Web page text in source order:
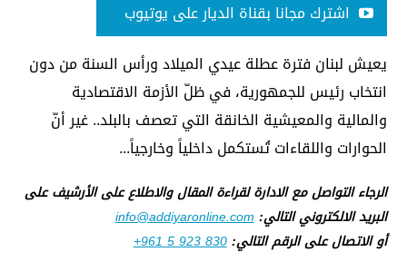
اشترك مجانا بقناة الديار على يوتيوب
يعيش لبنان فترة عطلة عيدي الميلاد ورأس السنة من دون
انتخاب رئيس للجمهورية، في ظلّ الأزمة الاقتصادية
والمالية والمعيشية الخانقة التي تعصف بالبلد.. غير أنّ
الحوارات واللقاءات تُستكمل داخلياً وخارجياً...
الرجاء التواصل مع الادارة لقراءة المقال والاطلاع على الأرشيف على
البريد الالكتروني التالي:info@addiyaronline.com
أو الاتصال على الرقم التالي:+961 5 923 830